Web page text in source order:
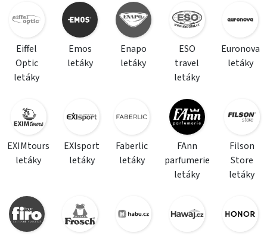
Eiffel
Optic
letáky
Emos
letáky
Enapo
letáky
ESO
travel
letáky
Euronova
letáky
EXIMtours
letáky
EXIsport
letáky
Faberlic
letáky
FAnn
parfumerie
letáky
Filson
Store
letáky